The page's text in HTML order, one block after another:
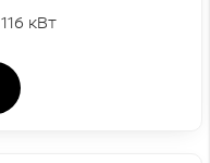
116 кВт